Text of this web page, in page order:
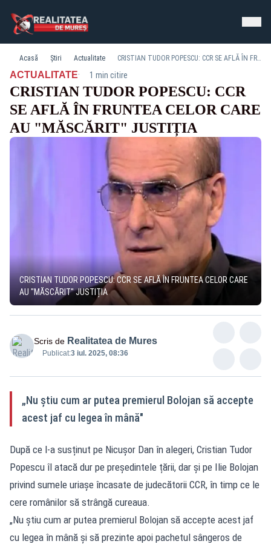
Acasă Știri Actualitate CRISTIAN TUDOR POPESCU: CCR SE AFLĂ ÎN FRUNTEA CELOR CARE AU "MĂSCĂRIT" JUSTIȚIA
ACTUALITATE· 1 min citire
CRISTIAN TUDOR POPESCU: CCR
SE AFLĂ ÎN FRUNTEA CELOR CARE
AU "MĂSCĂRIT" JUSTIȚIA
CRISTIAN TUDOR POPESCU: CCR SE AFLĂ ÎN FRUNTEA CELOR CARE
AU "MĂSCĂRIT" JUSTIȚIA
Scris de Realitatea de Mures
Publicat:3 iul. 2025, 08:36
„Nu știu cum ar putea premierul Bolojan să accepte
acest jaf cu legea în mână"
După ce l-a susținut pe Nicușor Dan în alegeri, Cristian Tudor
Popescu îl atacă dur pe președintele țării, dar și pe Ilie Bolojan
privind sumele uriașe încasate de judecătorii CCR, în timp ce le
cere românilor să strângă cureaua.
„Nu știu cum ar putea premierul Bolojan să accepte acest jaf
cu legea în mână și să prezinte apoi pachetul sângeros de